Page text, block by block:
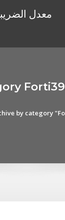
معدل
by category